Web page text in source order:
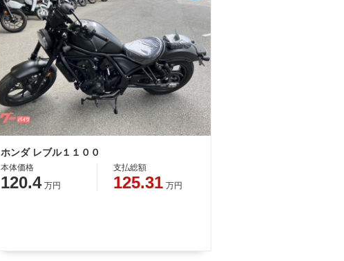
ホンダ レブル１１００
本体価格
120.4 万円
支払総額
125.31 万円